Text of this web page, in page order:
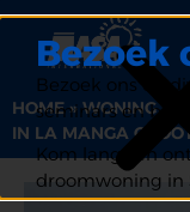
HOME»WONING
IN LA MANGA
Bezoek
Bezoek ons op
seminars en
Kom langs en
droomwoning in